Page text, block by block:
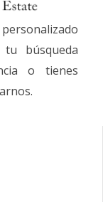
búsqueda
o tienes